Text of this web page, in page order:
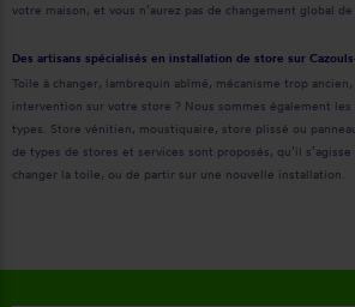
votre maison, et vous n’aurez pas de changement global
Des artisans spécialisés en installation de store sur
Toile à changer, lambrequin abîmé, mécanisme trop ancien,
intervention sur votre store ? Nous sommes également
types. Store vénitien, moustiquaire, store plissé ou
de types de stores et services sont proposés, qu’il
changer la toile, ou de partir sur une nouvelle installation.